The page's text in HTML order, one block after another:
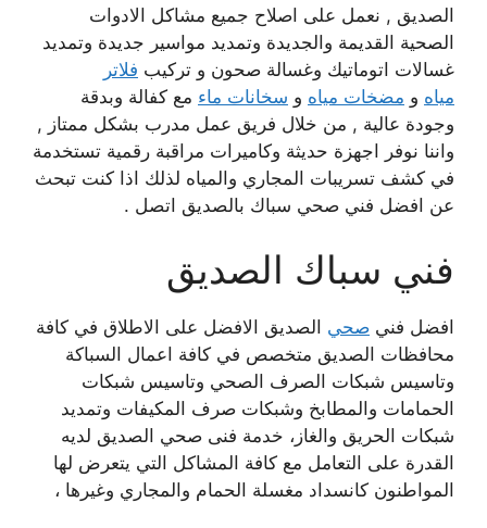
الصديق , نعمل على اصلاح جميع مشاكل الادوات
الصحية القديمة والجديدة وتمديد مواسير جديدة وتمديد
غسالات اتوماتيك وغسالة صحون و تركيب فلاتر
مياه و مضخات مياه و سخانات ماء مع كفالة وبدقة
وجودة عالية , من خلال فريق عمل مدرب بشكل ممتاز ,
واننا نوفر اجهزة حديثة وكاميرات مراقبة رقمية تستخدمة
في كشف تسريبات المجاري والمياه لذلك اذا كنت تبحث
عن افضل فني صحي سباك بالصديق اتصل .
فني سباك الصديق
افضل فني صحي الصديق الافضل على الاطلاق في كافة
محافظات الصديق متخصص في كافة اعمال السباكة
وتاسيس شبكات الصرف الصحي وتاسيس شبكات
الحمامات والمطابخ وشبكات صرف المكيفات وتمديد
شبكات الحريق والغاز، خدمة فنى صحي الصديق لديه
القدرة على التعامل مع كافة المشاكل التي يتعرض لها
المواطنون كانسداد مغسلة الحمام والمجاري وغيرها ،